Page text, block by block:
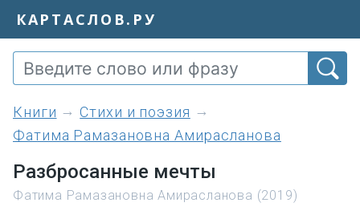
КАРТАСЛОВ.РУ
книги
Стихи и поэзия
Фатима Рамазановна Амирасланова
Разбросанные мечты
Фатима Рамазановна Амирасланова (2019)